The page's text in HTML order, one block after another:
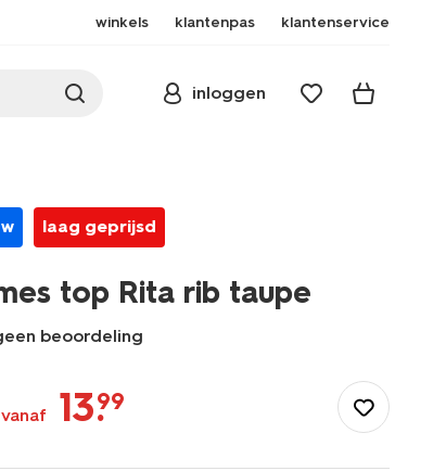
winkels klantenpas klantenservice
inloggen
laag geprijsd
top Rita rib taupe
beoordeling
vanaf 13.
99